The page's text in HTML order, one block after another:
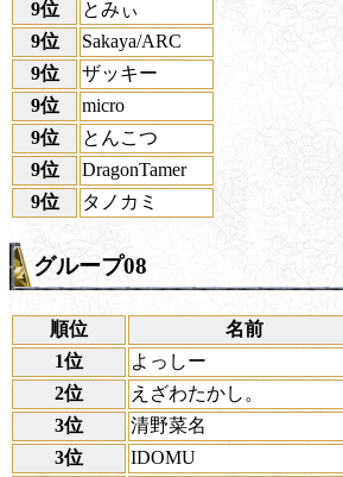
9位
とみぃ
9位
Sakaya/ARC
9位
ザッキー
9位
micro
9位
とんこつ
9位
DragonTamer
9位
タノカミ
グループ08
順位
名前
1位
よっしー
2位
えざわたかし。
3位
清野菜名
3位
IDOMU